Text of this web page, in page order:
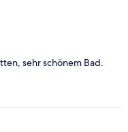
sehr schönem Bad.